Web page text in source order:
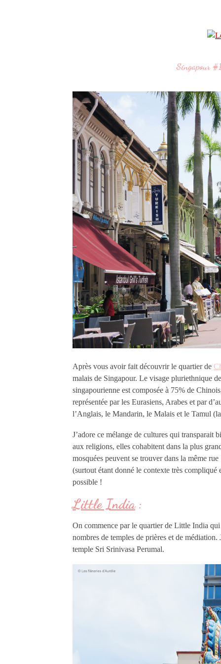
Singapour
Après vous avoir fait découvrir le quartier de
malais de Singapour. Le visage pluriethnique
singapourienne est composée à 75% de
représentée par les Eurasiens, Arabes et par
l’Anglais, le Mandarin, le Malais et le Tamul
J’adore ce mélange de cultures qui transparait
aux religions, elles cohabitent dans la plus
mosquées peuvent se trouver dans la même
(surtout étant donné le contexte très
possible !
Little India:
On commence par le quartier de Little India
nombres de temples de prières et de
temple Sri Srinivasa Perumal.